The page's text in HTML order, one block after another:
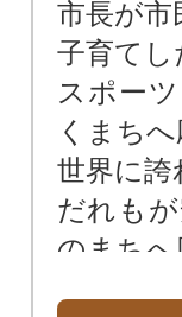
市長が
子育て
スポー
くまちへ
世界に誇
だれも
のまちへ